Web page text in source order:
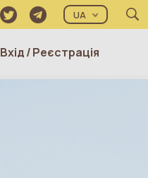
Вхід/Реєстрація
UA